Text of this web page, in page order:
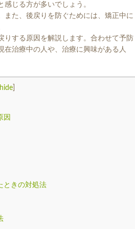
じる方が多いでしょう。
また、後戻りを防ぐためには、矯正中に
りする原因を解説します。合わせて予防
在治療中の人や、治療に興味がある人
hide
因
ときの対処法